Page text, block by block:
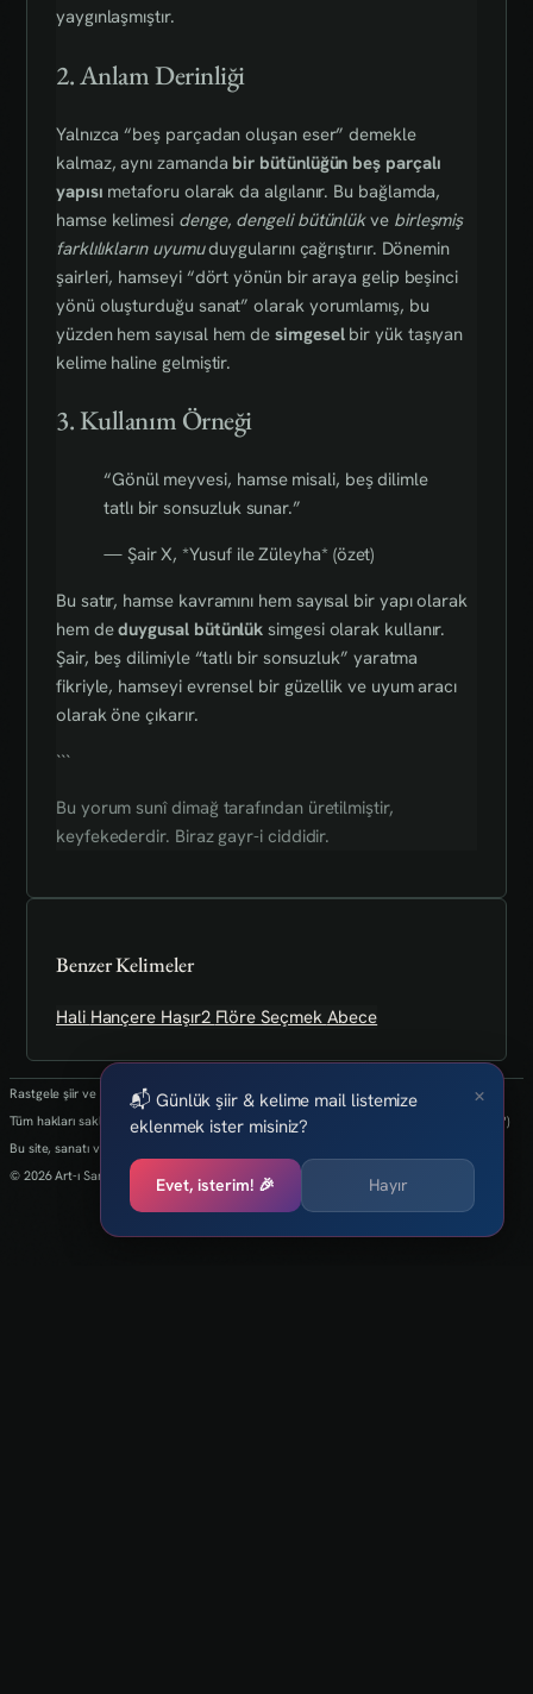
yaygınlaşmıştır.
2. Anlam Derinliği
Yalnızca “beş parçadan oluşan eser” demekle
kalmaz, aynı zamanda bir bütünlüğün beş parçalı
yapısı metaforu olarak da algılanır. Bu bağlamda,
hamse kelimesi denge, dengeli bütünlükve birleşmiş
farklılıkların uyumuduygularını çağrıştırır. Dönemin
şairleri, hamseyi “dört yönün bir araya gelip beşinci
yönü oluşturduğu sanat” olarak yorumlamış, bu
yüzden hem sayısal hem desimgeselbir yük taşıyan
kelime haline gelmiştir.
3. Kullanım Örneği
“Gönül meyvesi, hamse misali, beş dilimle
tatlı bir sonsuzluk sunar.”
— Şair X, *Yusuf ile Züleyha* (özet)
Bu satır, hamse kavramını hem sayısal bir yapı olarak
hem deduygusal bütünlük simgesi olarak kullanır.
Şair, beş dilimiyle “tatlı bir sonsuzluk” yaratma
fikriyle, hamseyi evrensel bir güzellik ve uyum aracı
olarak öne çıkarır.
```
Bu yorum sunî dimağ tarafından üretilmiştir,
keyfekederdir. Biraz gayr-i ciddidir.
Benzer Kelimeler
Hali Hançere Haşır2 FlöreSeçmek Abece
Rastgele şiir ve kelimeler her 24 saatte bir yenilenmektedir.
Tüm hakları saklıdır.(biz kaybettik bulan varsa info@art-isanat.com.tr'ye mail atabilir mi?)
Bu site, sanatı ve yaratıcılığı dijital dünyaya taşıma arzusu ile kurulmuştur.
© 2026 Art-ı Sanat
×
📬 Günlük şiir & kelime mail listemize
eklenmek ister misiniz?
Evet, isterim! 🎉 Hayır